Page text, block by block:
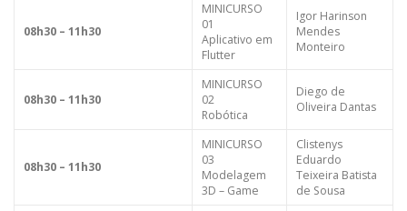
08h30 – 11h30
MINICURSO
01
Aplicativo em
Flutter
Igor Harinson
Mendes
Monteiro
08h30 – 11h30
MINICURSO
02
Robótica
Diego de
Oliveira Dantas
08h30 – 11h30
MINICURSO
03
Modelagem
3D – Game
Clistenys
Eduardo
Teixeira Batista
de Sousa